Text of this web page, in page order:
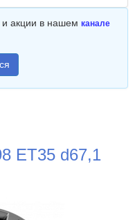
и акции в нашем канале
ET35 d67,1